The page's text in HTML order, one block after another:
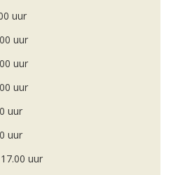
uur
uur
uur
uur
uur
uur
uur